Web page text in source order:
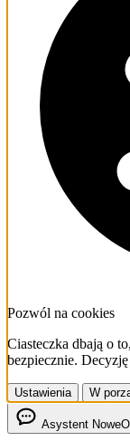
Pozwól na cookies
Ciasteczka dbają o
bezpiecznie.
Ustawienia W
Asystent